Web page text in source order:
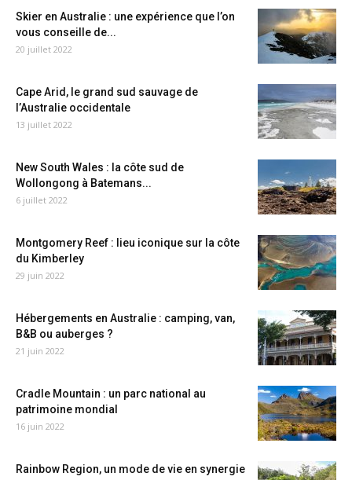
Skier en Australie : une expérience que l’on
vous conseille de...
20 juillet 2022
Cape Arid, le grand sud sauvage de
l’Australie occidentale
13 juillet 2022
New South Wales : la côte sud de
Wollongong à Batemans...
6 juillet 2022
Montgomery Reef : lieu iconique sur la côte
du Kimberley
29 juin 2022
Hébergements en Australie : camping, van,
B&B ou auberges ?
21 juin 2022
Cradle Mountain : un parc national au
patrimoine mondial
16 juin 2022
Rainbow Region, un mode de vie en synergie